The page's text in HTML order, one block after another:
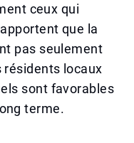
ceux qui
que la
pas seulement
résidents locaux
sont favorables
terme.